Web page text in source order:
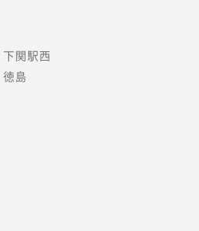
下関駅西
徳島